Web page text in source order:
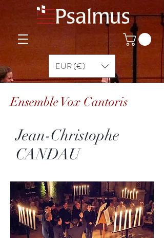
EUR (€)
Ensemble Vox Cantoris
Jean-Christophe
CANDAU